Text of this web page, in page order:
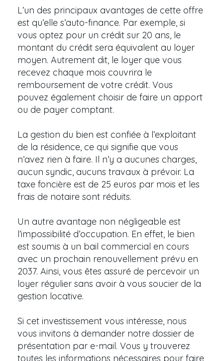
L’un des principaux avantages de cette offre
est qu’elle s’auto-finance. Par exemple, si
vous optez pour un crédit sur 20 ans, le
montant du crédit sera équivalent au loyer
moyen. Autrement dit, le loyer que vous
recevez chaque mois couvrira le
remboursement de votre crédit. Vous
pouvez également choisir de faire un apport
ou de payer comptant.
La gestion du bien est confiée à l’exploitant
de la résidence, ce qui signifie que vous
n’avez rien à faire. Il n’y a aucunes charges,
aucun syndic, aucuns travaux à prévoir. La
taxe foncière est de 25 euros par mois et les
frais de notaire sont réduits.
Un autre avantage non négligeable est
l’impossibilité d’occupation. En effet, le bien
est soumis à un bail commercial en cours
avec un prochain renouvellement prévu en
2037. Ainsi, vous êtes assuré de percevoir un
loyer régulier sans avoir à vous soucier de la
gestion locative.
Si cet investissement vous intéresse, nous
vous invitons à demander notre dossier de
présentation par e-mail. Vous y trouverez
toutes les informations nécessaires pour faire